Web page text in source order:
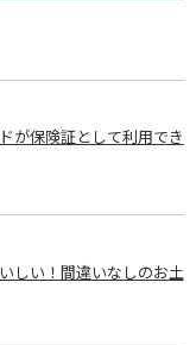
が保険証として利用でき
しい！間違いなしのお土